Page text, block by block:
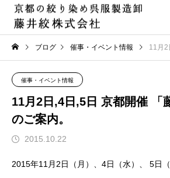
ブログ 催事・イベント情報 11月2日,4
催事・イベント情報
11月2日,4日,5日 京都開催 「
のご案内。
2015.10.22
2015年11月2日（月）、4日（水）、 5日